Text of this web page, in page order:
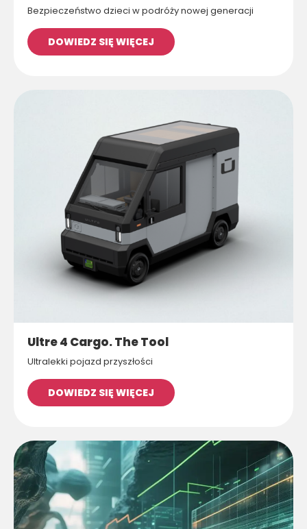
Bezpieczeństwo dzieci w podróży nowej generacji
DOWIEDZ SIĘ WIĘCEJ
Ultre 4 Cargo. The Tool
Ultralekki pojazd przyszłości
DOWIEDZ SIĘ WIĘCEJ